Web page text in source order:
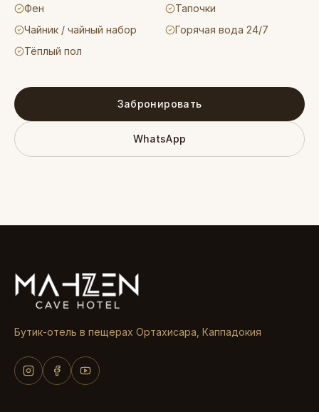
Фен
Тапочки
Чайник / чайный набор
Горячая вода 24/7
Тёплый пол
Забронировать
WhatsApp
Бутик-отель в пещерах Ортахисара, Каппадокия